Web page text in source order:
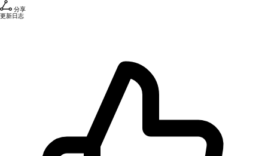
分享
更新日志